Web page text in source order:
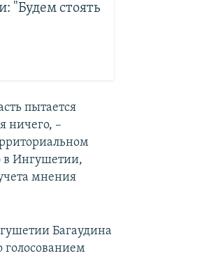
стоять
пытается
ничего, –
в Ингушетии,
мнения
Багаудина
голосованием